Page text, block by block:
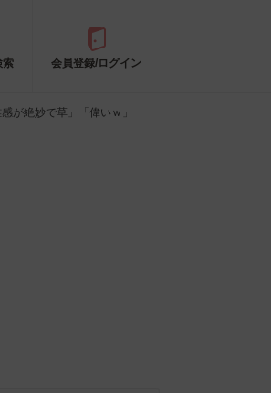
索 会員登録/ログイン
が絶妙で草」「偉いｗ」